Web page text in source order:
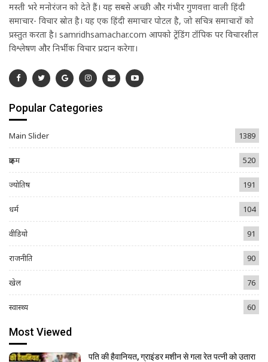
मस्ती भरे मनोरंजन को देते हैं। यह सबसे अच्छी और गंभीर गुणवत्ता वाली हिंदी
समाचार- विचार स्रोत है। यह एक हिंदी समाचार पोर्टल है, जो सचित्र समाचारों को
प्रस्तुत करता है। samridhsamachar.com आपको ट्रेंडिंग टॉपिक पर विचारशील
विश्लेषण और निर्भीक विचार प्रदान करेगा।
Popular Categories
Main Slider 1389
क्राइम 520
ज्योतिष 191
धर्म 104
वीडियो 91
राजनीति 90
खेल 76
स्वास्थ्य 60
Most Viewed
पति की हैवानियत, ग्राइंडर मशीन से गला रेत पत्नी को उतारा